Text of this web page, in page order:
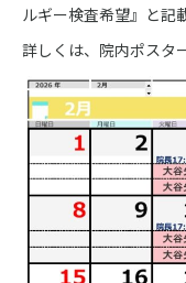
ルギー検査希望』と記
詳しくは、院内ポスタ